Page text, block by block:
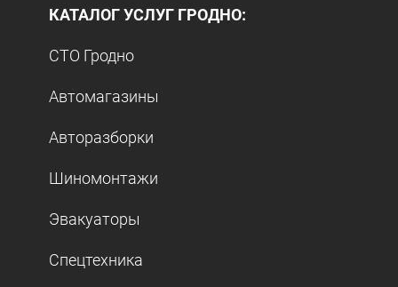
КАТАЛОГ УСЛУГ ГРОДНО:
СТО Гродно
Автомагазины
Авторазборки
Шиномонтажи
Эвакуаторы
Спецтехника